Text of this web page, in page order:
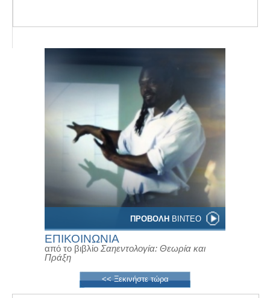
ΠΡΟΒΟΛΗ ΒΙΝΤΕΟ
ΕΠΙΚΟΙΝΩΝΙΑ
από το βιβλίο Σαηεντολογία: Θεωρία και
Πράξη
<< Ξεκινήστε τώρα